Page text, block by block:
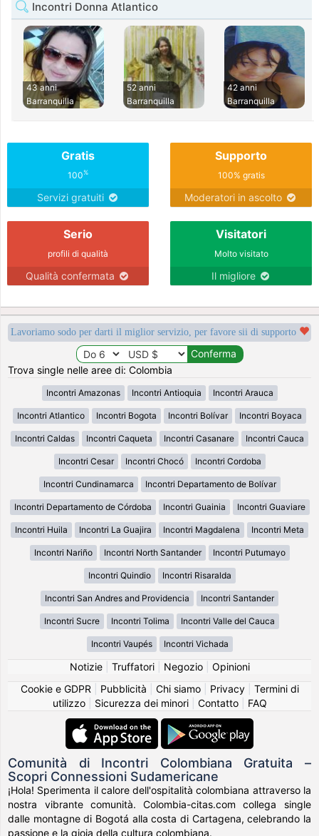
Incontri Donna Atlantico
43 anni
Barranquilla
52 anni
Barranquilla
42 anni
Barranquilla
Gratis
100%
Servizi gratuiti
Supporto
100% gratis
Moderatori in ascolto
Serio
profili di qualità
Qualità confermata
Visitatori
Molto visitato
Il migliore
Lavoriamo sodo per darti il miglior servizio, per favore sii di supporto
Trova single nelle aree di: Colombia
Incontri Amazonas Incontri Antioquia Incontri Arauca
Incontri Atlantico Incontri Bogota Incontri Bolívar Incontri Boyaca
Incontri Caldas Incontri Caqueta Incontri Casanare Incontri Cauca
Incontri Cesar Incontri Chocó Incontri Cordoba
Incontri Cundinamarca Incontri Departamento de Bolívar
Incontri Departamento de Córdoba Incontri Guainia Incontri Guaviare
Incontri Huila Incontri La Guajira Incontri Magdalena Incontri Meta
Incontri Nariño Incontri North Santander Incontri Putumayo
Incontri Quindio Incontri Risaralda
Incontri San Andres and Providencia Incontri Santander
Incontri Sucre Incontri Tolima Incontri Valle del Cauca
Incontri Vaupés Incontri Vichada
Notizie| Truffatori| Negozio| Opinioni
Cookie e GDPR
Pubblicità Chi siamo| Privacy| Termini di
utilizzo| Sicurezza dei minori| Contatto| FAQ
Comunità di Incontri Colombiana Gratuita –
Scopri Connessioni Sudamericane
¡Hola! Sperimenta il calore dell'ospitalità colombiana attraverso la
nostra vibrante comunità. Colombia-citas.com collega single
dalle montagne di Bogotá alla costa di Cartagena, celebrando la
passione e la gioia della cultura colombiana.